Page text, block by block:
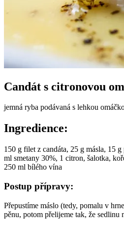
Candát s citronovou
jemná ryba podávaná s lehkou
Ingredience:
150 g filet z candáta, 25 g másla, 15
ml smetany 30%, 1 citron, šalotka,
250 ml bílého vína
Postup přípravy:
Přepustíme máslo (tedy, pomalu v
pěnu, potom přelijeme tak, že sedlinu